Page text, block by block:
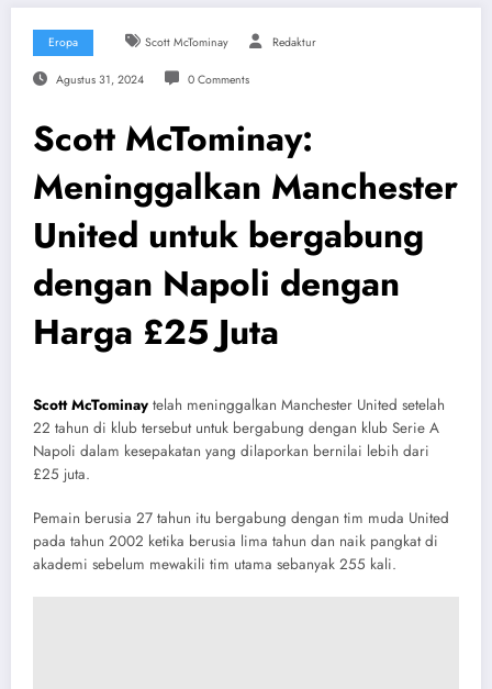
Eropa Scott McTominay Redaktur
Agustus 31, 2024 0 Comments
Scott McTominay:
Meninggalkan Manchester
United untuk bergabung
dengan Napoli dengan
Harga £25 Juta
Scott McTominay telah meninggalkan Manchester United setelah
22 tahun di klub tersebut untuk bergabung dengan klub Serie A
Napoli dalam kesepakatan yang dilaporkan bernilai lebih dari
£25 juta.
Pemain berusia 27 tahun itu bergabung dengan tim muda United
pada tahun 2002 ketika berusia lima tahun dan naik pangkat di
akademi sebelum mewakili tim utama sebanyak 255 kali.